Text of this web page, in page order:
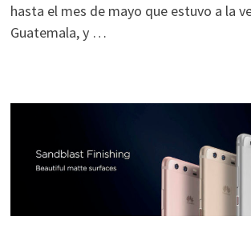
hasta el mes de mayo que estuvo a la
Guatemala, y …